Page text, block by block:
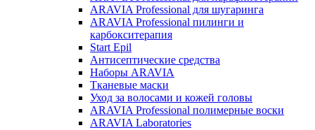
ARAVIA Professional для шугаринга
ARAVIA Professional пилинги и
карбокситерапия
Start Epil
Антисептические средства
Наборы ARAVIA
Тканевые маски
Уход за волосами и кожей головы
ARAVIA Professional полимерные воски
ARAVIA Laboratories